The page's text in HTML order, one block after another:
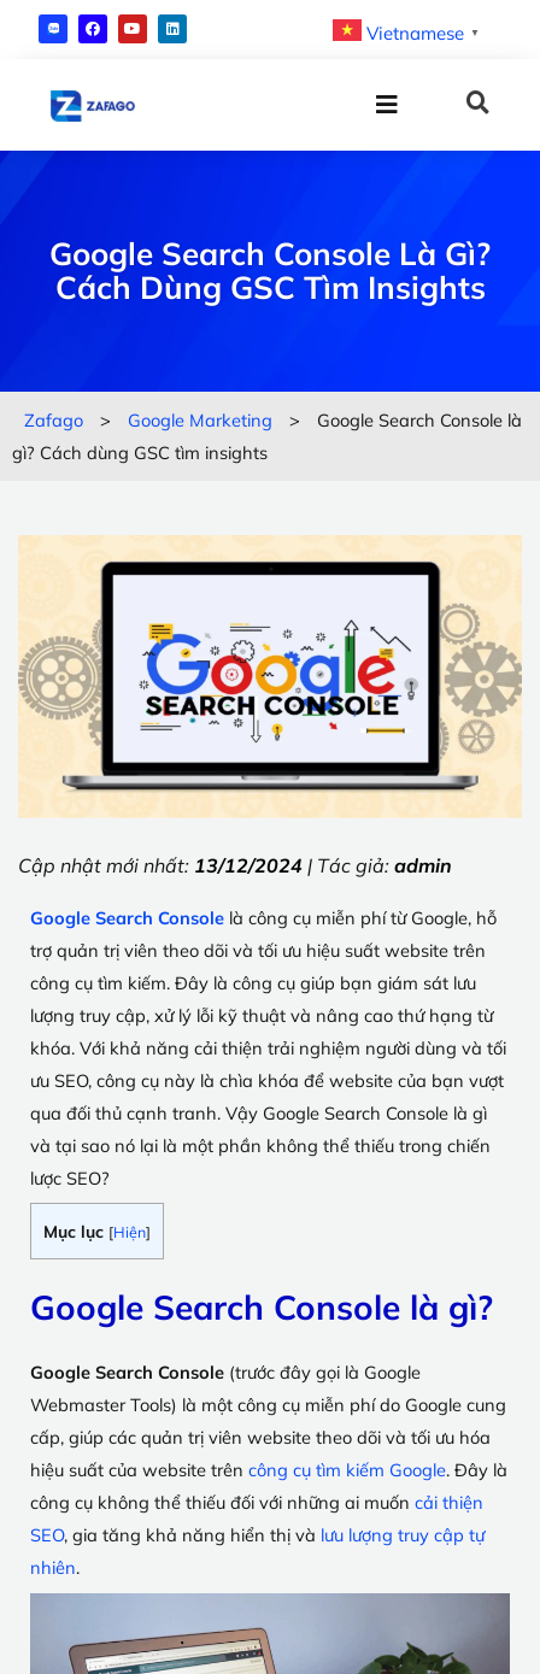
Vietnamese ▼
Google Search Console Là Gì?
Cách Dùng GSC Tìm Insights
Zafago > Google Marketing >
Google Search Console là
gì? Cách dùng GSC tìm insights
Cập nhật mới nhất: 13/12/2024 | Tác giả: admin
Google Search Console là công cụ miễn phí từ Google, hỗ
trợ quản trị viên theo dõi và tối ưu hiệu suất website trên
công cụ tìm kiếm. Đây là công cụ giúp bạn giám sát lưu
lượng truy cập, xử lý lỗi kỹ thuật và nâng cao thứ hạng từ
khóa. Với khả năng cải thiện trải nghiệm người dùng và tối
ưu SEO, công cụ này là chìa khóa để website của bạn vượt
qua đối thủ cạnh tranh. Vậy Google Search Console là gì
và tại sao nó lại là một phần không thể thiếu trong chiến
lược SEO?
Mục lục [Hiện]
Google Search Console là gì?
Google Search Console (trước đây gọi là Google
Webmaster Tools) là một công cụ miễn phí do Google cung
cấp, giúp các quản trị viên website theo dõi và tối ưu hóa
hiệu suất của website trên công cụ tìm kiếm Google. Đây là
công cụ không thể thiếu đối với những ai muốn cải thiện
SEO, gia tăng khả năng hiển thị và lưu lượng truy cập tự
nhiên.